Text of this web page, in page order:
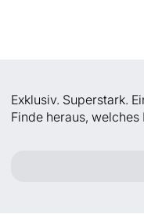
Exklusiv. Superstark.
Finde heraus,
Super Solid Glass -